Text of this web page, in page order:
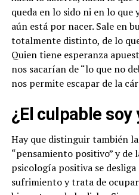
queda en lo sido ni en lo que
aún está por nacer. Sale en
totalmente distinto, de lo
Quien tiene esperanza
nos sacarían de “lo que no
nos permite escapar de la
¿El culpable soy
Hay que distinguir también
“pensamiento positivo” y de
psicología positiva se
sufrimiento y trata de